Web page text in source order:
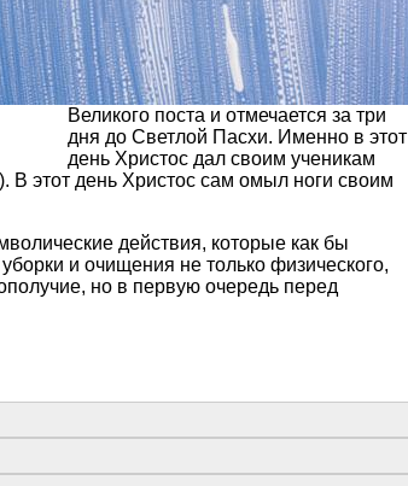
Великого поста и отмечается за три
дня до Светлой Пасхи. Именно в этот
день Христос дал своим ученикам
В этот день Христос сам омыл ноги своим
действия, которые как бы
и очищения не только физического,
но в первую очередь перед